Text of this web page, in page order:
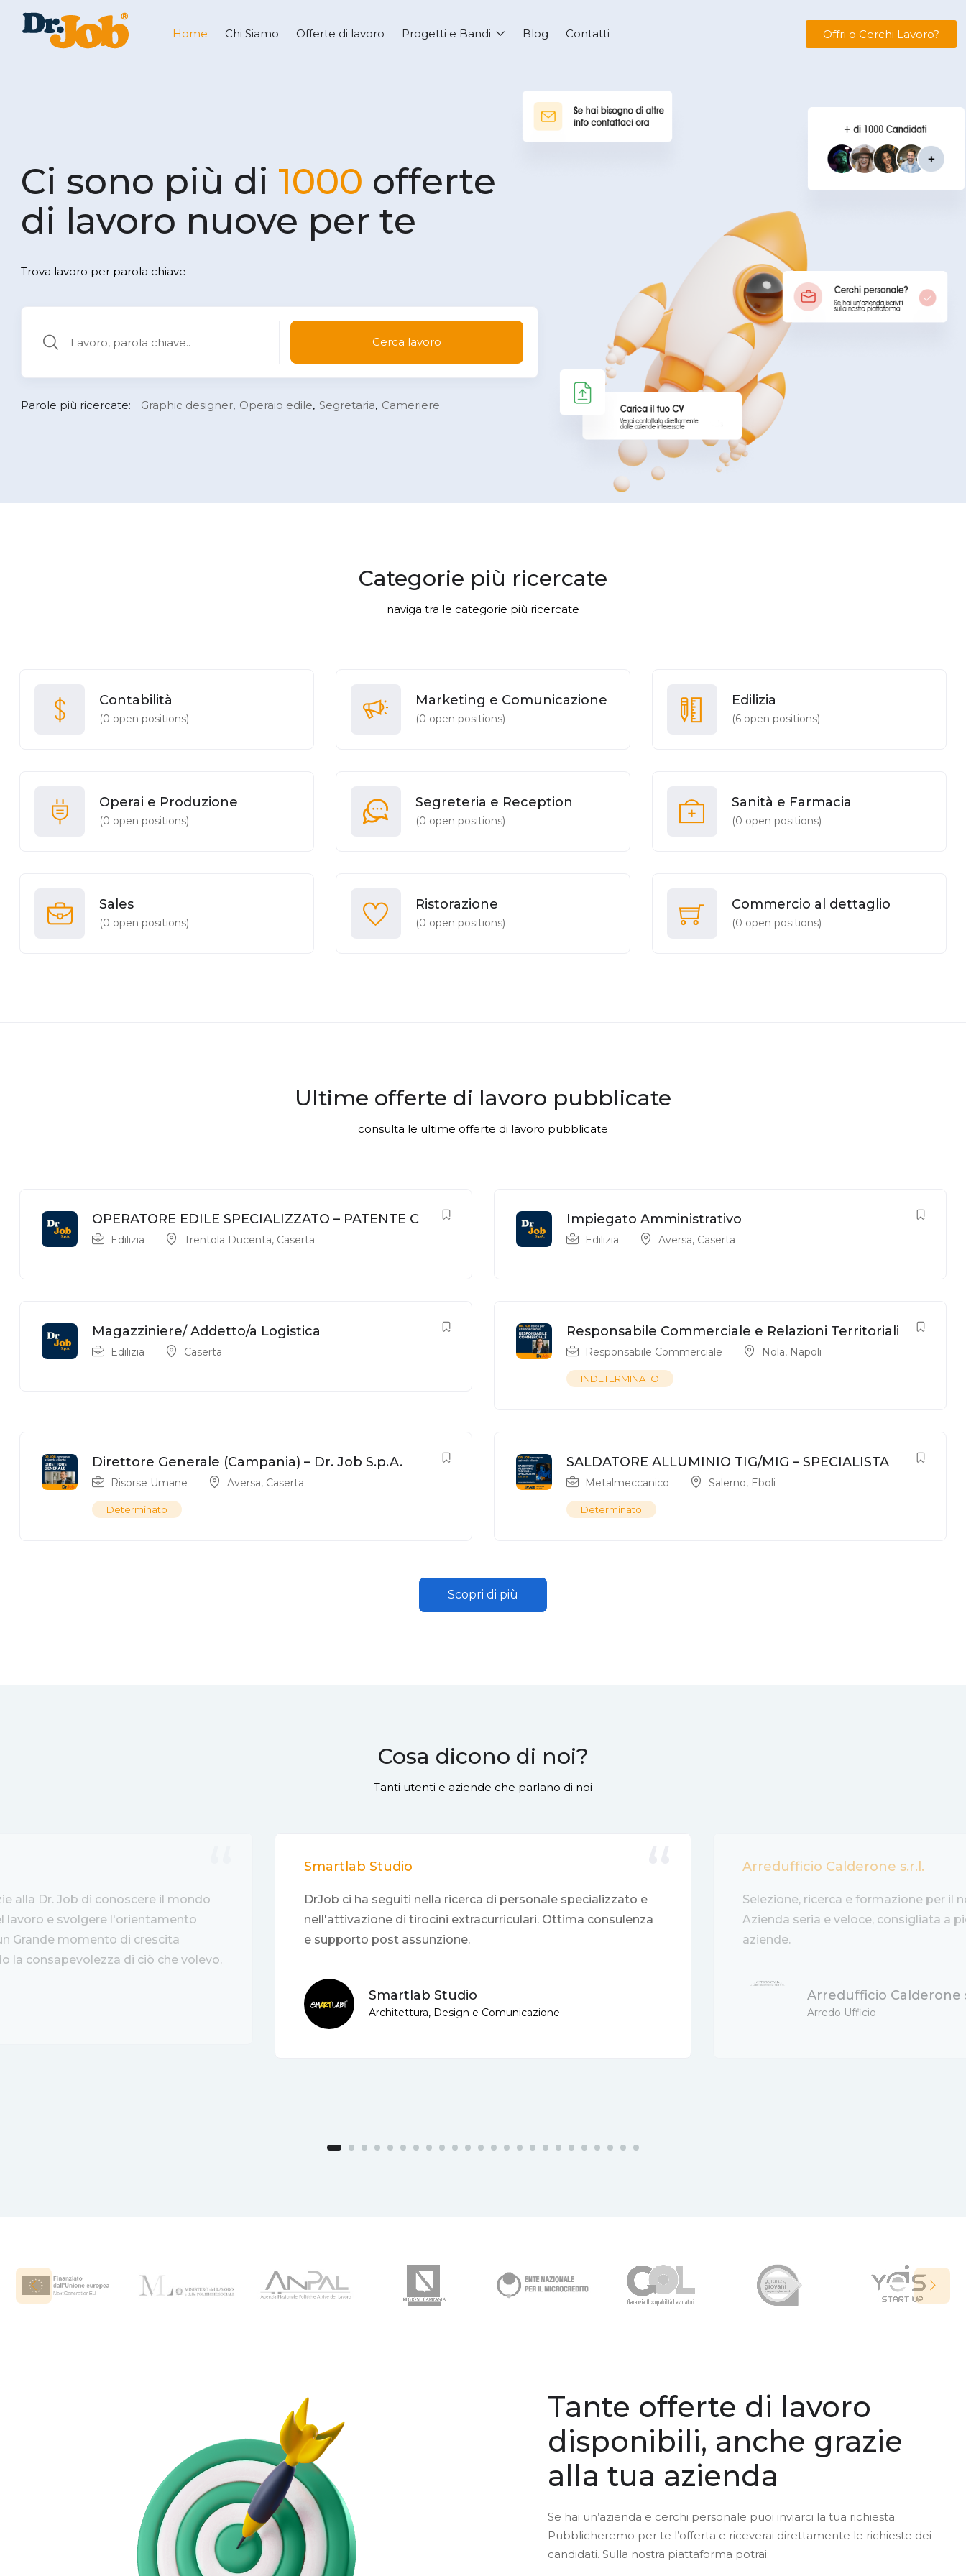
Home Chi Siamo Offerte di lavoro Progetti e Bandi Blog Contatti Offri o Cerchi Lavoro?
Ci sono più di 1000 offerte
di lavoro nuove per te
Trova lavoro per parola chiave
Cerca lavoro
Parole più ricercate: Graphic designer Operaio edile Segretaria Cameriere
Categorie più ricercate
naviga tra le categorie più ricercate
Contabilità
(0 open positions)
Operai e Produzione
(0 open positions)
Sales
(0 open positions)
Marketing e Comunicazione
(0 open positions)
Segreteria e Reception
(0 open positions)
Ristorazione
(0 open positions)
Edilizia
(6open positions)
Sanità e Farmacia
(0 open positions)
Commercio al dettaglio
(0 open positions)
Ultime offerte di lavoro pubblicate
consulta le ultime offerte di lavoro pubblicate
OPERATORE EDILE SPECIALIZZATO – PATENTE C
Edilizia Trentola Ducenta, Caserta
Impiegato Amministrativo
Edilizia Aversa, Caserta
Magazziniere/ Addetto/a Logistica
Edilizia Caserta
Responsabile Commerciale e Relazioni Territoriali
Responsabile Commerciale Nola, Napoli
INDETERMINATO
Direttore Generale (Campania) – Dr. Job S.p.A.
Risorse Umane Aversa, Caserta
Determinato
SALDATORE ALLUMINIO TIG/MIG – SPECIALISTA
Metalmeccanico Salerno, Eboli
Determinato
Scopri di più
Cosa dicono di noi?
Tanti utenti e aziende che parlano di noi
alla Dr. Job di conoscere il mondo
lavoro e svolgere l'orientamento
Grande momento di crescita
la consapevolezza di ciò che volevo.
Smartlab Studio
DrJob ci ha seguiti nella ricerca di personale specializzato e
nell'attivazione di tirocini extracurriculari. Ottima consulenza
e supporto post assunzione.
Smartlab Studio
Architettura, Design e Comunicazione
Arredufficio Calderone s.r.l.
Selezione, ricerca e formazione per il
Azienda seria e veloce, consigliata a
aziende.
Arredufficio Calderone
Arredo Ufficio
Tante offerte di lavoro
disponibili, anche grazie
alla tua azienda
Se hai un’azienda e cerchi personale puoi inviarci la tua richiesta.
Pubblicheremo per te l’offerta e riceverai direttamente le richieste dei
candidati. Sulla nostra piattaforma potrai: